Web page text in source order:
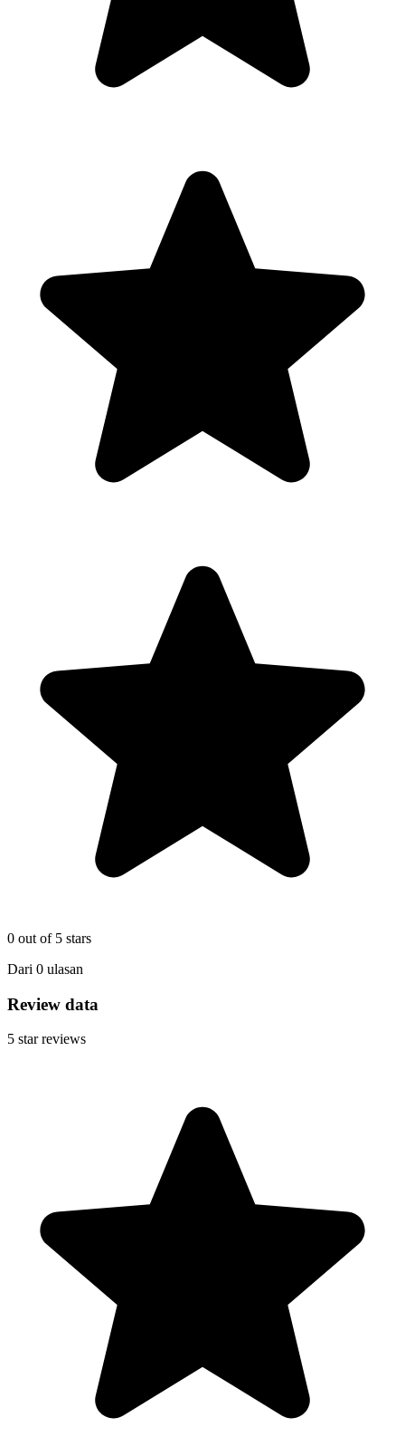
0 out of 5 stars
Dari 0 ulasan
Review data
5 star reviews